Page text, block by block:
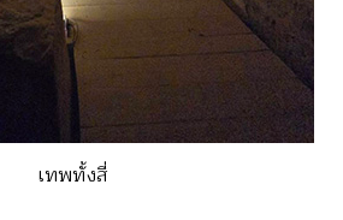
เทพทั้งสี่